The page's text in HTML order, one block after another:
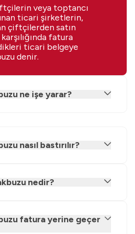
veya toptancı
ticari şirketlerin,
çiftçilerden satın
fatura
ticari belgeye
denir.
ne işe yarar?
nasıl bastırılır?
nedir?
fatura yerine geçer